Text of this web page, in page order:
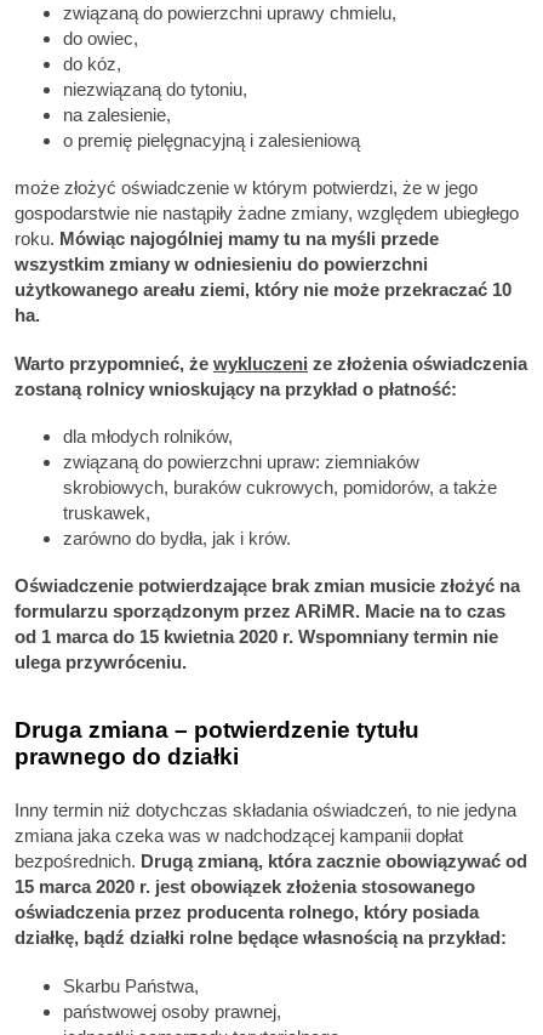
związaną do powierzchni uprawy chmielu,
do owiec,
do kóz,
niezwiązaną do tytoniu,
na zalesienie,
o premię pielęgnacyjną i zalesieniową
może złożyć oświadczenie w którym potwierdzi, że w jego
gospodarstwie nie nastąpiły żadne zmiany, względem ubiegłego
roku. Mówiąc najogólniej mamy tu na myśli przede
wszystkim zmiany w odniesieniu do powierzchni
użytkowanego areału ziemi, który nie może przekraczać 10
ha.
Warto przypomnieć, że wykluczeni ze złożenia oświadczenia
zostaną rolnicy wnioskujący na przykład o płatność:
dla młodych rolników,
związaną do powierzchni upraw: ziemniaków
skrobiowych, buraków cukrowych, pomidorów, a także
truskawek,
zarówno do bydła, jak i krów.
Oświadczenie potwierdzające brak zmian musicie złożyć na
formularzu sporządzonym przez ARiMR. Macie na to czas
od 1 marca do 15 kwietnia 2020 r. Wspomniany termin nie
ulega przywróceniu.
Druga zmiana – potwierdzenie tytułu
prawnego do działki
Inny termin niż dotychczas składania oświadczeń, to nie jedyna
zmiana jaka czeka was w nadchodzącej kampanii dopłat
bezpośrednich. Drugą zmianą, która zacznie obowiązywać od
15 marca 2020 r. jest obowiązek złożenia stosowanego
oświadczenia przez producenta rolnego, który posiada
działkę, bądź działki rolne będące własnością na przykład:
Skarbu Państwa,
państwowej osoby prawnej,